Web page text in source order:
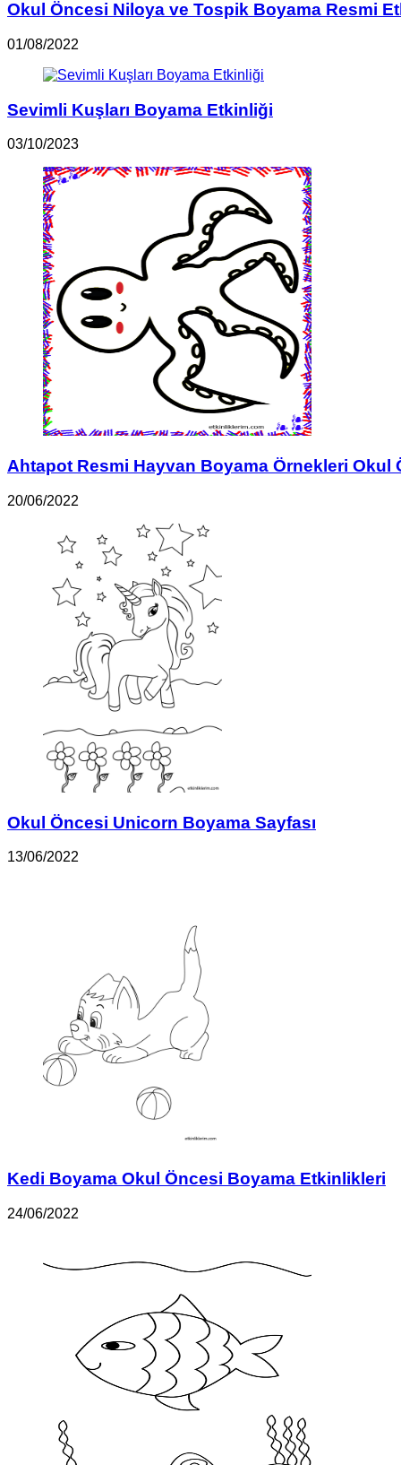
Okul Öncesi Niloya ve Tospik Boyama Resmi
01/08/2022
Sevimli Kuşları Boyama Etkinliği
03/10/2023
Ahtapot Resmi Hayvan Boyama Örnekleri Okul
20/06/2022
Okul Öncesi Unicorn Boyama Sayfası
13/06/2022
Kedi Boyama Okul Öncesi Boyama Etkinlikleri
24/06/2022